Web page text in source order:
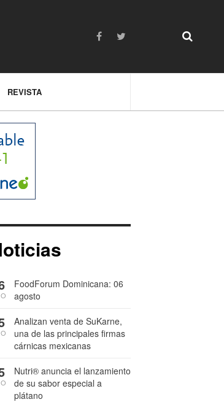
REVISTA
FoodForum Dominicana: 06
agosto
Analizan venta de SuKarne,
una de las principales firmas
cárnicas mexicanas
Nutri® anuncia el lanzamiento
de su sabor especial a
plátano